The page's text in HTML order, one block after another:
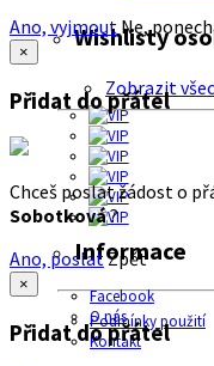
Wishlisty
Zobrazit
Informace
Facebook
O nás
Podmínky použití
Kontakt
Ano, vyjmout Ne,
×
Přidat do přátel
Chceš poslat žádost o
Sobotková?
Ano, poslatZpět
×
Přidat do přátel